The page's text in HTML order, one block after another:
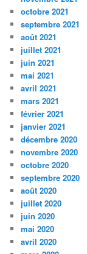
octobre 2021
septembre 2021
août 2021
juillet 2021
juin 2021
mai 2021
avril 2021
mars 2021
février 2021
janvier 2021
décembre 2020
novembre 2020
octobre 2020
septembre 2020
août 2020
juillet 2020
juin 2020
mai 2020
avril 2020